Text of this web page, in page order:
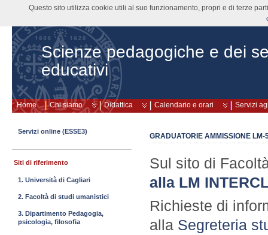
Scienze pedagogiche e dei
educativi
Home Chi siamo Didattica Calendario e orari Servizi
GRADUATORIE AMMISSIONE
Sul sito di
alla LM
Richieste di
alla Segreteria
Servizi online (ESSE3)
Siti di riferimento
1. Università di Cagliari
2. Facoltà di studi umanistici
3. Dipartimento Pedagogia,
psicologia, filosofia
Questo sito utilizza cookie utili al suo funzionamento, propri e di terze